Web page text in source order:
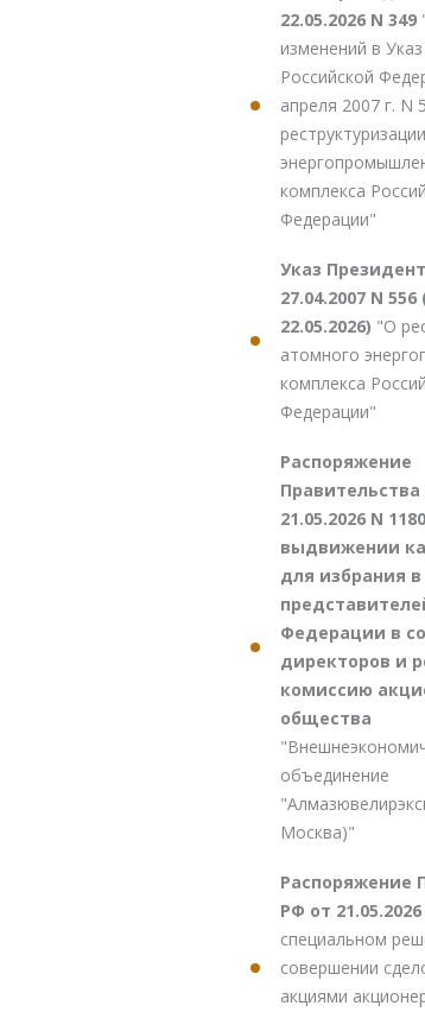
22.05.2026 N 349
изменений в
Российской
апреля 2007 г. N
комплекса
Федерации"
Указ
27.04.2007 N
22.05.2026) "О
атомного
комплекса
Федерации"
Распоряжение
21.05.2026 N
выдвижении
для избрания в
Федерации в
директоров и
комиссию
общества
объединение
Москва)"
Распоряжение
РФ от
специальном
совершении
акциями